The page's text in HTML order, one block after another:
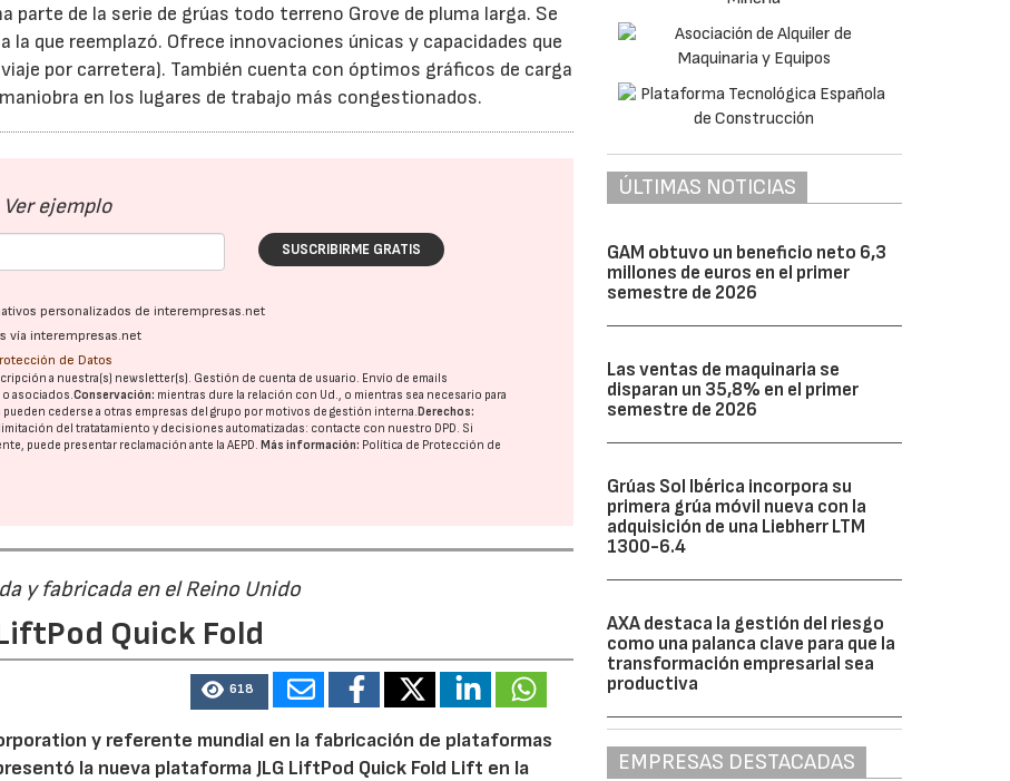
parte de la serie de grúas todo terreno Grove de pluma larga. Se
la que reemplazó. Ofrece innovaciones únicas y capacidades que
por carretera). También cuenta con óptimos gráficos de carga
en los lugares de trabajo más congestionados.
Ver ejemplo
SUSCRIBIRME GRATIS
personalizados de interempresas.net
vía interempresas.net
de Datos
a nuestra(s) newsletter(s). Gestión de cuenta de usuario. Envío de emails
o asociados.Conservación: mientras dure la relación con Ud., o mientras sea necesario para
pueden cederse a otras empresas del grupo por motivos de gestión interna. Derechos:
del tratatamiento y decisiones automatizadas: contacte con nuestro DPD. Si
puede presentar reclamación ante laAEPD. Más información: Política de Protección de
y fabricada en el Reino Unido
Quick Fold
618
y referente mundial en la fabricación de plataformas
la nueva plataforma JLG LiftPod Quick Fold Lift en la
ÚLTIMAS NOTICIAS
GAM obtuvo un beneficio neto 6,3
millones de euros en el primer
semestre de 2026
Las ventas de maquinaria se
disparan un 35,8% en el primer
semestre de 2026
Grúas Sol Ibérica incorpora su
primera grúa móvil nueva con la
adquisición de una Liebherr LTM
1300-6.4
AXA destaca la gestión del riesgo
como una palanca clave para que la
transformación empresarial sea
productiva
EMPRESAS DESTACADAS